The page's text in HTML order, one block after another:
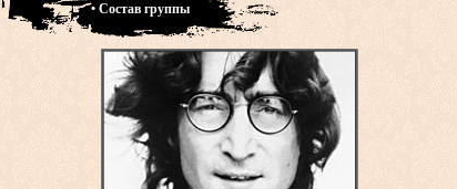
• Состав группы